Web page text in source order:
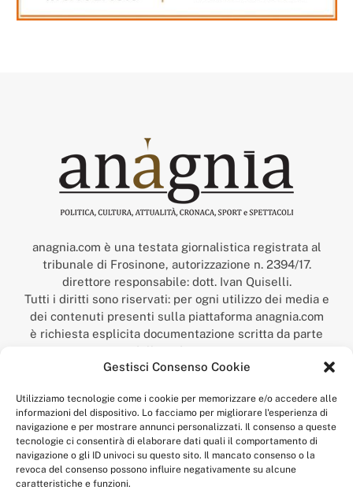
Gestisci Consenso Cookie
Utilizziamo tecnologie come i cookie per memorizzare e/o accedere alle
informazioni del dispositivo. Lo facciamo per migliorare l'esperienza di
navigazione e per mostrare annunci personalizzati. Il consenso a queste
tecnologie ci consentirà di elaborare dati quali il comportamento di
navigazione o gli ID univoci su questo sito. Il mancato consenso o la
revoca del consenso possono influire negativamente su alcune
caratteristiche e funzioni.
anagnia.com è una testata giornalistica registrata al
tribunale di Frosinone, autorizzazione n. 2394/17.
direttore responsabile: dott. Ivan Quiselli.
Tutti i diritti sono riservati: per ogni utilizzo dei media e
dei contenuti presenti sulla piattaforma anagnia.com
è richiesta esplicita documentazione scritta da parte
della redazione.
“Anagnia” è un marchio registrato presso l’Ufficio Italiano
Economico,
num. registrazione: 302017000014044 del 9 febbraio 2017.
Per contatti:redazione@anagnia.com